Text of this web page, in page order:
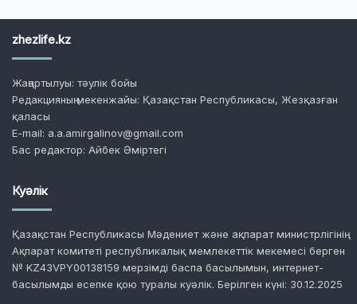
zhezlife.kz
Жаңартылуы: тәулік бойы
Редакцияның мекенжайы: Қазақстан Республикасы, Жезқазған
қаласы
E-mail: a.a.amirgalinov@gmail.com
Бас редактор: Айбек Әміртегі
Куәлік
Қазақстан Республикасы Мәдениет және ақпарат министрлігінің
Ақпарат комитеті республикалық мемлекеттік мекемесі берген
№ KZ43VPY00138159 мерзімді баспа басылымын, интернет-
басылымды есепке қою туралы куәлік. Берілген күні: 30.12.2025